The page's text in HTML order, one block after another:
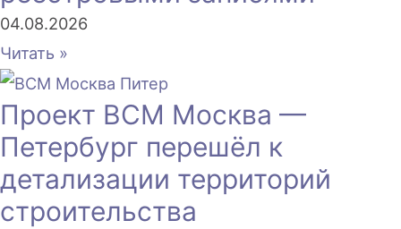
04.08.2026
Читать »
Проект ВСМ Москва —
Петербург перешёл к
детализации территорий
строительства